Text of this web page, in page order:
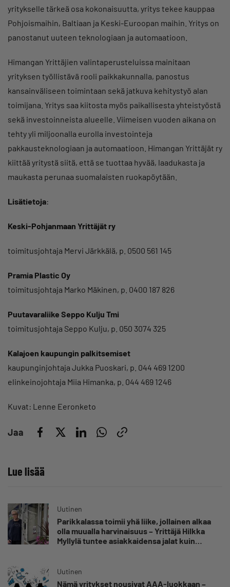
yritykselle tärkeä osa kokonaisuutta, yritys tekee kauppaa
Pohjoismaihin, Baltiaan ja Keski-Euroopan maihin. Yritys on
panostanut uuteen teknologiaan ja automaatioon.
Himangan Yrittäjien valintaperusteluissa mainitaan
yrityksen työllistävä rooli paikkakunnalla, panostus
kansainväliseen toimintaan sekä jatkuva kehitystyö alan
toimijana. Yritys saa kiitosta myös paikallisesta yhteistyöstä
sekä investoinneista alueelle. Viimeisen vuoden aikana on
tehty yli miljoonalla eurolla investointeja
pakkausteknologiaan ja automaatioon. Himangan Yrittäjät ry
kiittää yritystä siitä, että se tuottaa hyvää, laadukasta ja
maukasta perunaa suomalaisten ruokapöytään.
Lisätietoja:
Keski-Pohjanmaan Yrittäjät ry
toimitusjohtaja Mervi Järkkälä, p. 0500 561 145
Pramia Plastic Oy
toimitusjohtaja Marko Mäkinen, p. 0400 187 826
Puutavaraliike Seppo Kulju Tmi
toimitusjohtaja Seppo Kulju, p. 050 3074 325
Kalajoen kaupungin palkitsemiset
kaupunginjohtaja Jukka Puoskari, p. 044 469 1200
elinkeinojohtaja Miia Himanka, p. 044 469 1246
Kuvat: Lenne Eeronketo
Jaa
Lue lisää
Uutinen
Parikkalassa toimii yhä liike, jollainen alkaa
olla muualla harvinaisuus – Yrittäjä Hilkka
Myllylä tuntee asiakkaidensa jalat kuin
Uutinen
Nämä yritykset nousivat AAA-luokkaan –